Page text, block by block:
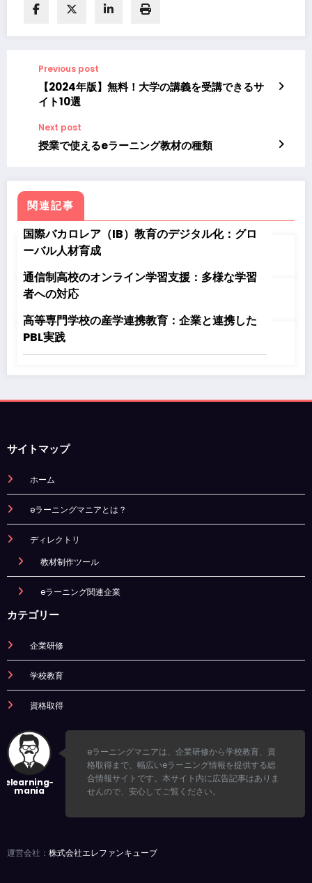
Previous post
【2024年版】無料！大学の講義を受講できるサ
イト10選
Next post
授業で使えるeラーニング教材の種類
関連記事
国際バカロレア（IB）教育のデジタル化：グロ
ーバル人材育成
通信制高校のオンライン学習支援：多様な学習
者への対応
高等専門学校の産学連携教育：企業と連携した
PBL実践
サイトマップ
ホーム
eラーニングマニアとは？
ディレクトリ
教材制作ツール
eラーニング関連企業
カテゴリー
企業研修
学校教育
資格取得
eラーニングマニアは、企業研修から学校教育、資
格取得まで、幅広いeラーニング情報を提供する総
合情報サイトです。本サイト内に広告記事はありま
せんので、安心してご覧ください。
運営会社： 株式会社エレファンキューブ